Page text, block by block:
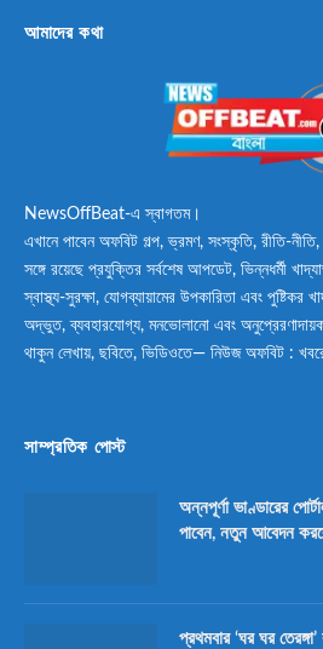
আমাদের কথা
NewsOffBeat-এ স্বাগতম।
এখানে পাবেন অফবিট গল্প, ভ্রমণ, সংস্কৃতি, রীতি-নীতি,
সঙ্গে রয়েছে প্রযুক্তির সর্বশেষ আপডেট, ভিন্নধর্মী
স্বাস্থ্য-সুরক্ষা, যোগব্যায়ামের উপকারিতা এবং পুষ্টিকর
অদ্ভুত, ব্যবহারযোগ্য, মনভোলানো এবং অনুপ্রেরণাদায়ক
থাকুন লেখায়, ছবিতে, ভিডিওতে— নিউজ অফবিট :
সাম্প্রতিক পোস্ট
অন্নপূর্ণা ভাণ্ডারের
পাবেন, নতুন আবেদন
প্রথমবার ‘ঘর ঘর